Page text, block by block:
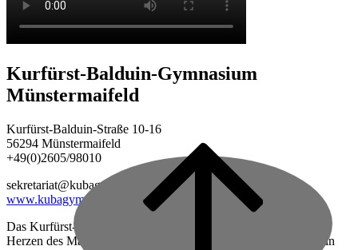
top
Kurfürst-Balduin-Gymnasium
Münstermaifeld
Kurfürst-Balduin-Straße 10-16
56294 Münstermaifeld
+49(0)2605/98010
sekretariat@kubagym.de
www.kubagym.org
Das Kurfürst-Balduin-Gymnasium ist eine vierzügige Schule im
Herzen des Maifeldes, zwischen Mayen und Koblenz gelegen, in